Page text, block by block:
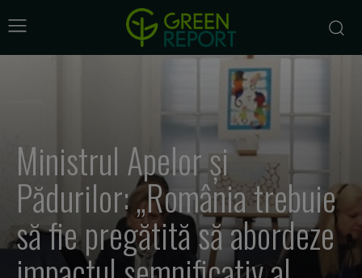
Ministrul Apelor și
Pădurilor: „România trebuie
să fie pregătită să abordeze